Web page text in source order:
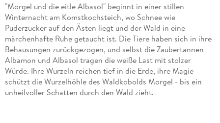
"Morgel und die eitle Albasol" beginnt in einer stillen
Winternacht am Komstkochsteich, wo Schnee wie
Puderzucker auf den Ästen liegt und der Wald in eine
märchenhafte Ruhe getaucht ist. Die Tiere haben sich in ihre
Behausungen zurückgezogen, und selbst die Zaubertannen
Albamon und Albasol tragen die weiße Last mit stolzer
Würde. Ihre Wurzeln reichen tief in die Erde, ihre Magie
schützt die Wurzelhöhle des Waldkobolds Morgel - bis ein
unheilvoller Schatten durch den Wald zieht.